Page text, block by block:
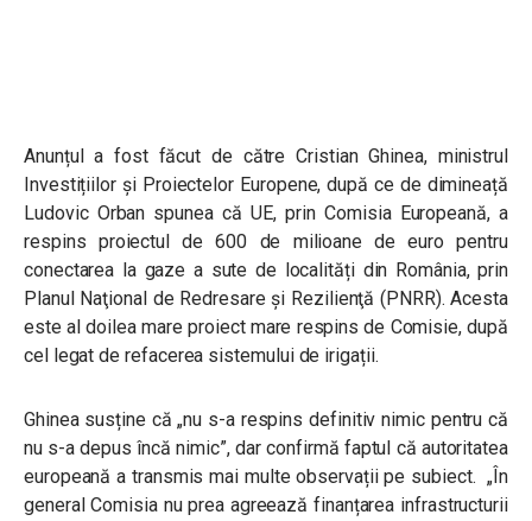
Anunțul a fost făcut de către Cristian Ghinea, ministrul
Investițiilor și Proiectelor Europene, după ce de dimineață
Ludovic Orban spunea că UE, prin Comisia Europeană, a
respins proiectul de 600 de milioane de euro pentru
conectarea la gaze a sute de localități din România, prin
Planul Naţional de Redresare şi Rezilienţă (PNRR). Acesta
este al doilea mare proiect mare respins de Comisie, după
cel legat de refacerea sistemului de irigații.
Ghinea susține că „nu s-a respins definitiv nimic pentru că
nu s-a depus încă nimic”, dar confirmă faptul că autoritatea
europeană a transmis mai multe observații pe subiect. „În
general Comisia nu prea agreează finanțarea infrastructurii